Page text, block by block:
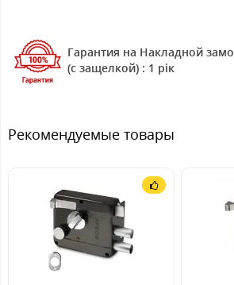
Гарантия на Накладной
(с защелкой) : 1 рік
Рекомендуемые товары